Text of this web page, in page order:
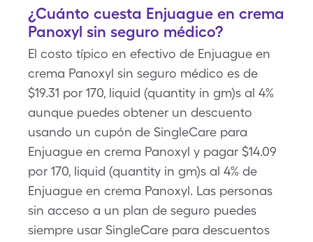
¿Cuánto cuesta Enjuague en crema
Panoxyl sin seguro médico?
El costo típico en efectivo de Enjuague en
crema Panoxyl sin seguro médico es de
$19.31 por 170, liquid (quantity in gm)s al 4%
aunque puedes obtener un descuento
usando un cupón de SingleCare para
Enjuague en crema Panoxyl y pagar $14.09
por 170, liquid (quantity in gm)s al 4% de
Enjuague en crema Panoxyl. Las personas
sin acceso a un plan de seguro puedes
siempre usar SingleCare para descuentos